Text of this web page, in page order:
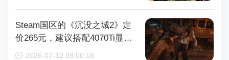
Steam国区的《沉没之城2》定
价265元，建议搭配4070Ti显卡
以获得较好体验
2026-07-12 09:00:18